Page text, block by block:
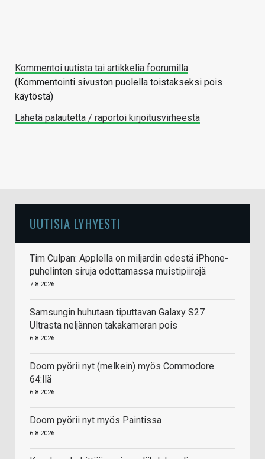
Kommentoi uutista tai artikkelia foorumilla
(Kommentointi sivuston puolella toistakseksi pois
käytöstä)
Lähetä palautetta / raportoi kirjoitusvirheestä
UUTISIA LYHYESTI
Tim Culpan: Applella on miljardin edestä iPhone-
puhelinten siruja odottamassa muistipiirejä
7.8.2026
Samsungin huhutaan tiputtavan Galaxy S27
Ultrasta neljännen takakameran pois
6.8.2026
Doom pyörii nyt (melkein) myös Commodore
64:llä
6.8.2026
Doom pyörii nyt myös Paintissa
6.8.2026